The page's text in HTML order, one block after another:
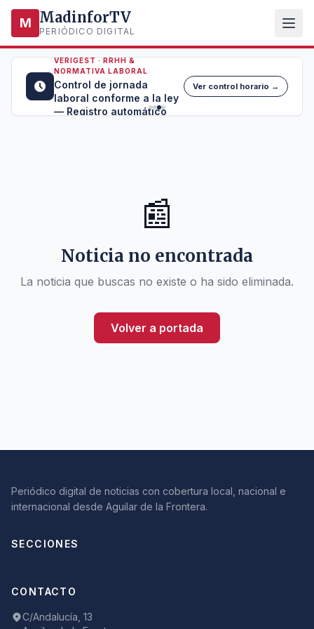
M MadinforTV
PERIÓDICO DIGITAL
VERIGEST · RRHH &
NORMATIVA LABORAL
Control de jornada
laboral conforme a la ley
— Registro automático
Ver control horario →
📰
Noticia no encontrada
La noticia que buscas no existe o ha sido eliminada.
Volver a portada
Periódico digital de noticias con cobertura local, nacional e
internacional desde Aguilar de la Frontera.
SECCIONES
CONTACTO
C/Andalucía, 13